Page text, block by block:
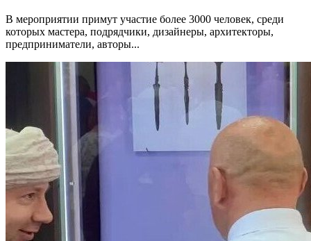
В мероприятии примут участие более 3000 человек, среди
которых мастера, подрядчики, дизайнеры, архитекторы,
предприниматели, авторы...